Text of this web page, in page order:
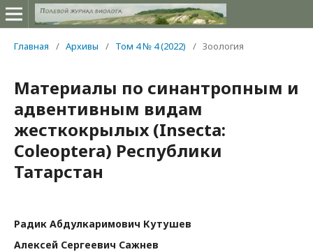
Главная / Архивы / Том 4 № 4 (2022) / Зоология
Материалы по синантропным и
адвентивным видам
жесткокрылых (Insecta:
Coleoptera) Республики
Татарстан
Радик Абдулкаримович Кутушев
Алексей Сергеевич Сажнев